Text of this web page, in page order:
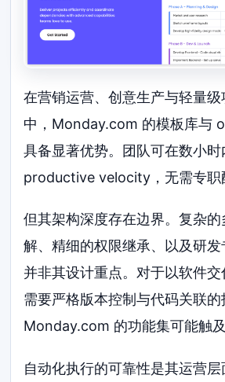
在营销运营、创意生产与轻量
中，Monday.com 的模板库与
具备显著优势。团队可在数小时
productive velocity，无需专职
但其架构深度存在边界。复杂
解、精细的权限继承、以及研
并非其设计重点。对于以软件交
需要严格版本控制与代码关联的
Monday.com 的功能集可能触及
自动化执行的可靠性是其运营层